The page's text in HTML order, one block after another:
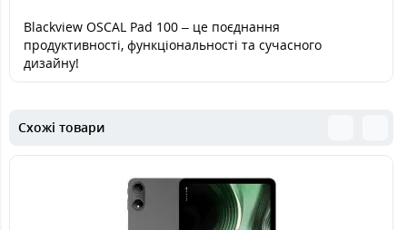
Blackview OSCAL Pad 100 – це поєднання
продуктивності, функціональності та сучасного
дизайну!
Схожі товари